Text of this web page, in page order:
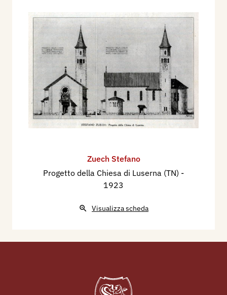
Zuech Stefano
Progetto della Chiesa di Luserna (TN) -
1923
Visualizza scheda